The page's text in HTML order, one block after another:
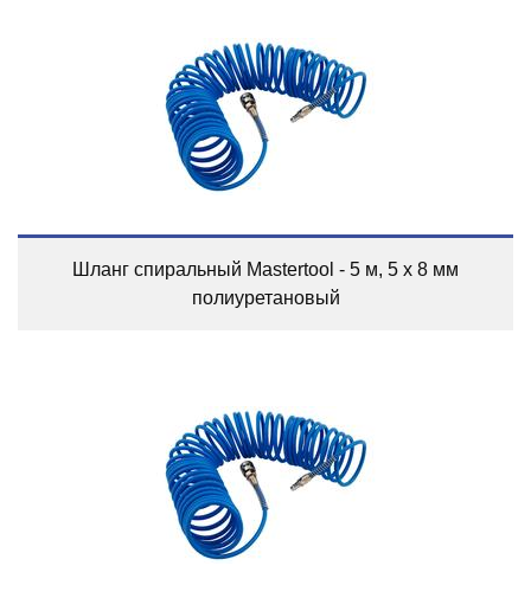
Шланг спиральный Mastertool - 5 м, 5 х 8 мм
полиуретановый